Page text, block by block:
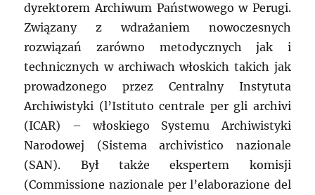
dyrektorem Archiwum Państwowego w Perugi.
Związany z wdrażaniem nowoczesnych
rozwiązań zarówno metodycznych jak i
technicznych w archiwach włoskich takich jak
prowadzonego przez Centralny Instytuta
Archiwistyki (l’Istituto centrale per gli archivi
(ICAR) – włoskiego Systemu Archiwistyki
Narodowej (Sistema archivistico nazionale
(SAN). Był także ekspertem komisji
(Commissione nazionale per l’elaborazione del